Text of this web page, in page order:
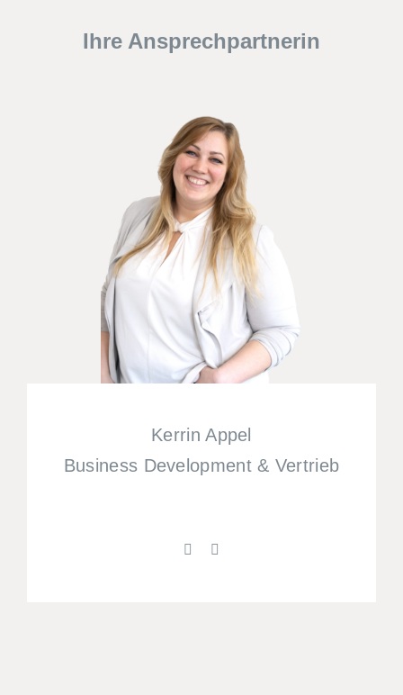
Ihre Ansprechpartnerin
Kerrin Appel
Business Development & Vertrieb